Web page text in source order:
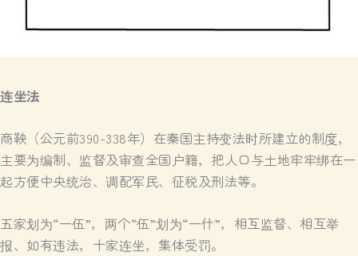
连坐法
商鞅（公元前390-338年）在秦国主持变法时所建立的制度，
主要为编制、监督及审查全国户籍，把人口与土地牢牢绑在一
起方便中央统治、调配军民、征税及刑法等。
五家划为“一伍”，两个“伍”划为“一什”，相互监督、相互举
报、如有违法，十家连坐，集体受罚。